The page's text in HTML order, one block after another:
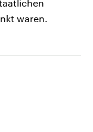
waren.